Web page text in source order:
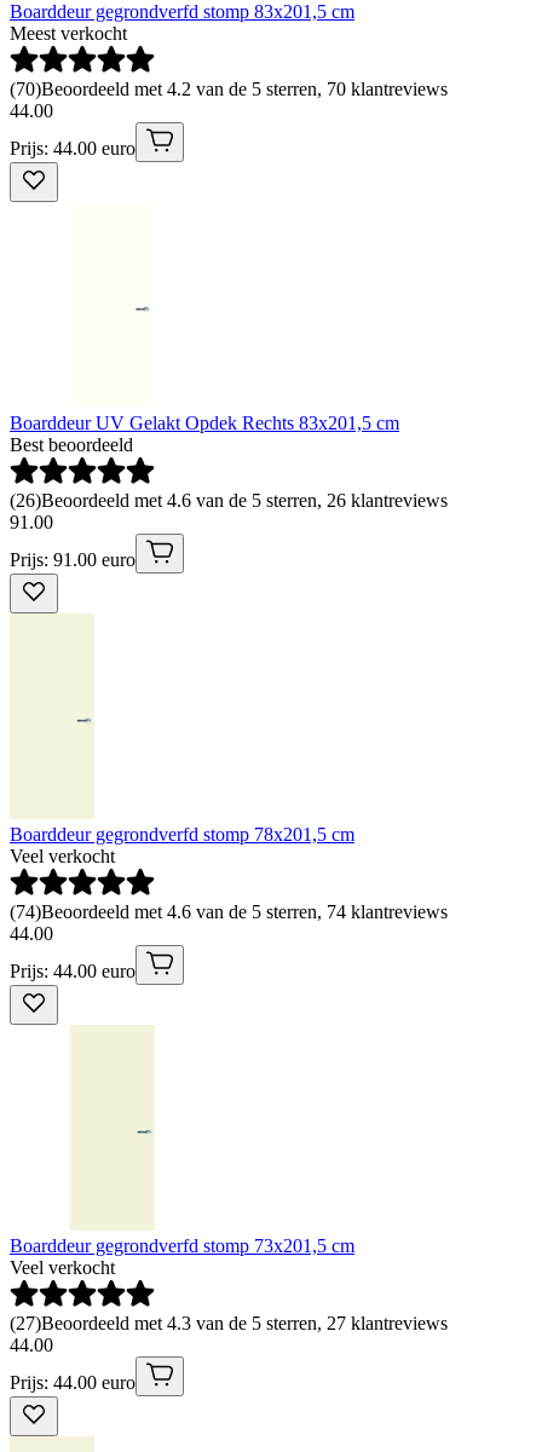
Boarddeur gegrondverfd stomp 83x201,5 cm
Meest verkocht
(70)Beoordeeld met 4.2 van de 5 sterren, 70 klantreviews
44.00
Prijs: 44.00 euro
Boarddeur UV Gelakt Opdek Rechts 83x201,5 cm
Best beoordeeld
(26)Beoordeeld met 4.6 van de 5 sterren, 26 klantreviews
91 .00
Prijs: 91.00 euro
Boarddeur gegrondverfd stomp 78x201,5 cm
Veel verkocht
(74)Beoordeeld met 4.6 van de 5 sterren, 74 klantreviews
44.00
Prijs: 44.00 euro
Boarddeur gegrondverfd stomp 73x201,5 cm
Veel verkocht
(27)Beoordeeld met 4.3 van de 5 sterren, 27 klantreviews
44.00
Prijs: 44.00 euro